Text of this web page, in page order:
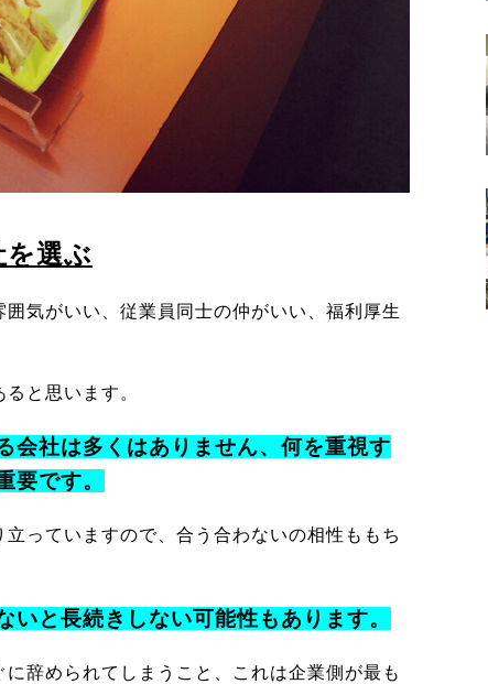
を選ぶ
気がいい、従業員同士の仲がいい、福利厚生
と思います。
会社は多くはありません、何を重視す
要です。
っていますので、合う合わないの相性ももち
いと長続きしない可能性もあります。
辞められてしまうこと、これは企業側が最も